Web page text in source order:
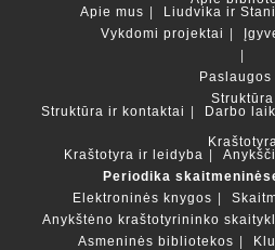
Apie mus
Liudvika ir
Vykdomi projektai
Paslaugos
Struktūra
Struktūra ir kontaktai
Darbo
Kraštotyra ir leidyba
Periodika
Elektroninės knygos
Anykštėno kraštotyrininko
Asmeninės bibliotekos